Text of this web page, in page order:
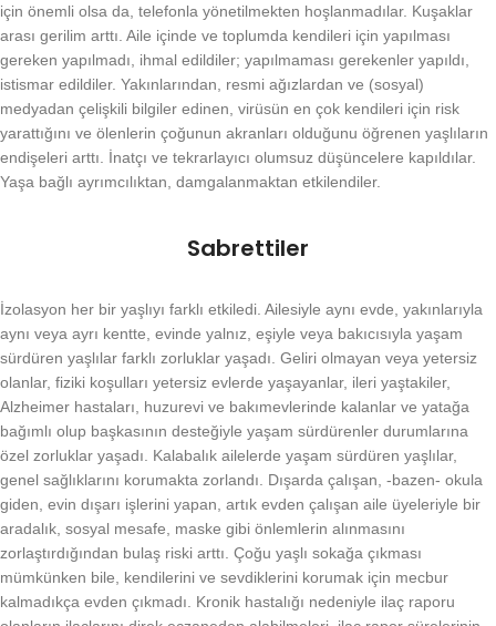
için önemli olsa da, telefonla yönetilmekten hoşlanmadılar. Kuşaklar
arası gerilim arttı. Aile içinde ve toplumda kendileri için yapılması
gereken yapılmadı, ihmal edildiler; yapılmaması gerekenler yapıldı,
istismar edildiler. Yakınlarından, resmi ağızlardan ve (sosyal)
medyadan çelişkili bilgiler edinen, virüsün en çok kendileri için risk
yarattığını ve ölenlerin çoğunun akranları olduğunu öğrenen yaşlıların
endişeleri arttı. İnatçı ve tekrarlayıcı olumsuz düşüncelere kapıldılar.
Yaşa bağlı ayrımcılıktan, damgalanmaktan etkilendiler.
Sabrettiler
İzolasyon her bir yaşlıyı farklı etkiledi. Ailesiyle aynı evde, yakınlarıyla
aynı veya ayrı kentte, evinde yalnız, eşiyle veya bakıcısıyla yaşam
sürdüren yaşlılar farklı zorluklar yaşadı. Geliri olmayan veya yetersiz
olanlar, fiziki koşulları yetersiz evlerde yaşayanlar, ileri yaştakiler,
Alzheimer hastaları, huzurevi ve bakımevlerinde kalanlar ve yatağa
bağımlı olup başkasının desteğiyle yaşam sürdürenler durumlarına
özel zorluklar yaşadı. Kalabalık ailelerde yaşam sürdüren yaşlılar,
genel sağlıklarını korumakta zorlandı. Dışarda çalışan, -bazen- okula
giden, evin dışarı işlerini yapan, artık evden çalışan aile üyeleriyle bir
aradalık, sosyal mesafe, maske gibi önlemlerin alınmasını
zorlaştırdığından bulaş riski arttı. Çoğu yaşlı sokağa çıkması
mümkünken bile, kendilerini ve sevdiklerini korumak için mecbur
kalmadıkça evden çıkmadı. Kronik hastalığı nedeniyle ilaç raporu